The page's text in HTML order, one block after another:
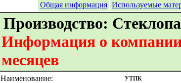
Общая информация Используемые
Производство:
Информация о компании
месяцев
Наименование:
УТПК